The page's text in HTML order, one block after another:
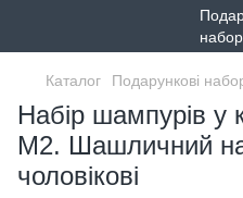
Каталог Подарункові
Набір шампурів у
M2. Шашличний
чоловікові